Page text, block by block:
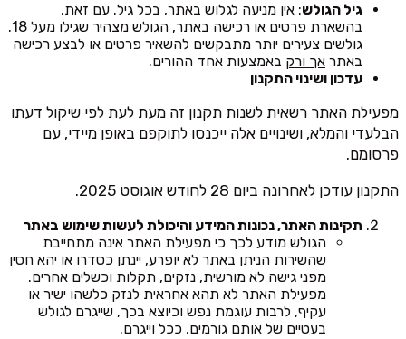
גיל הגולש: אין מניעה לגלוש באתר, בכל גיל. עם זאת,
בהשארת פרטים או רכישה באתר, הגולש מצהיר שגילו מעל 18.
גולשים צעירים יותר מתבקשים להשאיר פרטים או לבצע רכישה
באתר אך ורק באמצעות אחד ההורים.
עדכון ושינוי התקנון
מפעילת האתר רשאית לשנות תקנון זה מעת לעת לפי שיקול דעתו
הבלעדי והמלא, ושינויים אלה ייכנסו לתוקפם באופן מיידי, עם
פרסומם.
התקנון עודכן לאחרונה ביום 28 לחודש אוגוסט 2025.
תקינות האתר, נכונות המידע והיכולת לעשות שימוש באתר
הגולש מודע לכך כי מפעילת האתר אינה מתחייבת
שהשירות הניתן באתר לא יופרע, יינתן כסדרו או יהא חסין
מפני גישה לא מורשית, נזקים, תקלות וכשלים אחרים.
מפעילת האתר לא תהא אחראית לנזק כלשהו ישיר או
עקיף, לרבות עוגמת נפש וכיוצא בכך, שייגרם לגולש
בעטיים של אותם גורמים, ככל וייגרם.